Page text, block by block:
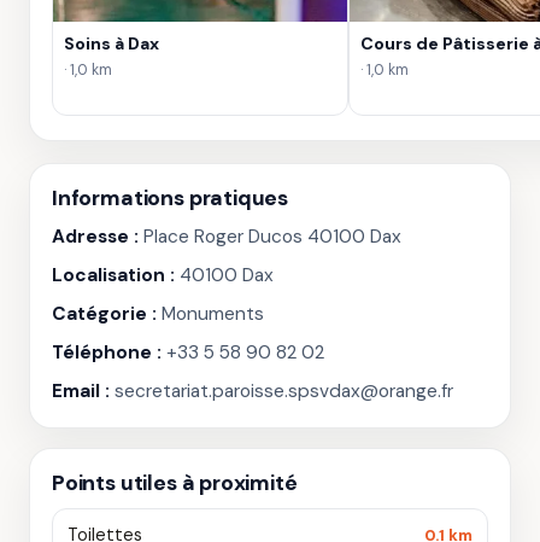
Soins à Dax
· 1,0 km
Cours de Pâtisserie
· 1,0 km
Informations pratiques
Adresse : Place Roger Ducos 40100 Dax
Localisation : 40100 Dax
Catégorie : Monuments
Téléphone : +33 5 58 90 82 02
Email : secretariat.paroisse.spsvdax@orange.fr
Points utiles à proximité
Toilettes 0.1 km